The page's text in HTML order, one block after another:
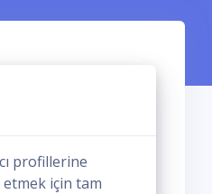
profillerine
için tam